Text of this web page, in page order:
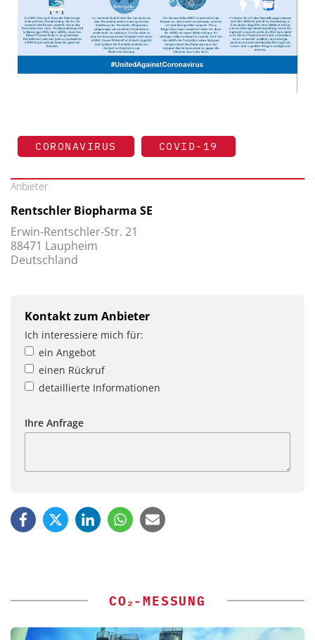
CORONAVIRUS COVID-19
Anbieter
Rentschler Biopharma SE
Erwin-Rentschler-Str. 21
88471 Laupheim
Deutschland
Kontakt zum Anbieter
Ich interessiere mich für:
ein Angebot
einen Rückruf
detaillierte Informationen
Ihre Anfrage
CO₂-MESSUNG